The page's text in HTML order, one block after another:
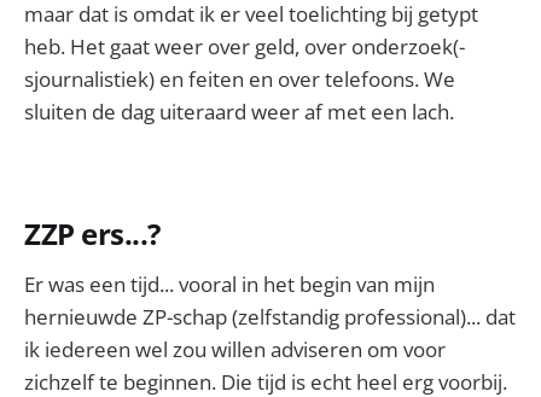
maar dat is omdat ik er veel toelichting bij getypt
heb. Het gaat weer over geld, over onderzoek(-
sjournalistiek) en feiten en over telefoons. We
sluiten de dag uiteraard weer af met een lach.
ZZP ers...?
Er was een tijd... vooral in het begin van mijn
hernieuwde ZP-schap (zelfstandig professional)... dat
ik iedereen wel zou willen adviseren om voor
zichzelf te beginnen. Die tijd is echt heel erg voorbij.